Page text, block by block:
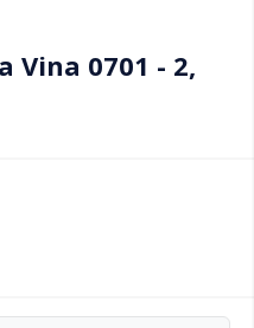
Vina 0701 - 2,